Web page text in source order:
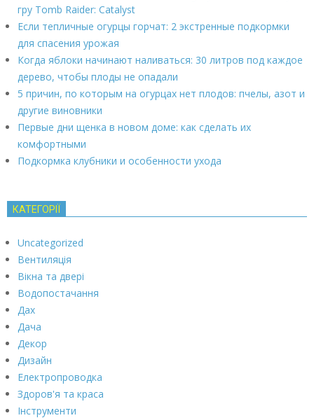
гру Tomb Raider: Catalyst
Если тепличные огурцы горчат: 2 экстренные подкормки
для спасения урожая
Когда яблоки начинают наливаться: 30 литров под каждое
дерево, чтобы плоды не опадали
5 причин, по которым на огурцах нет плодов: пчелы, азот и
другие виновники
Первые дни щенка в новом доме: как сделать их
комфортными
Подкормка клубники и особенности ухода
КАТЕГОРІЇ
Uncategorized
Вентиляція
Вікна та двері
Водопостачання
Дах
Дача
Декор
Дизайн
Електропроводка
Здоров'я та краса
Інструменти